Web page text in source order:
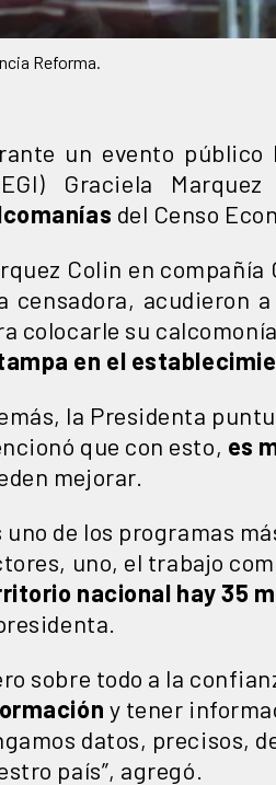
Reforma.
un evento
Graciela
del Censo
Colin en
censadora, acudieron
colocarle su
en el
la Presidenta
que con esto, es
mejorar.
uno de los programas
uno, el trabajo
nacional hay 35
sobre todo a la
y tener
datos, precisos,
país”, agregó.